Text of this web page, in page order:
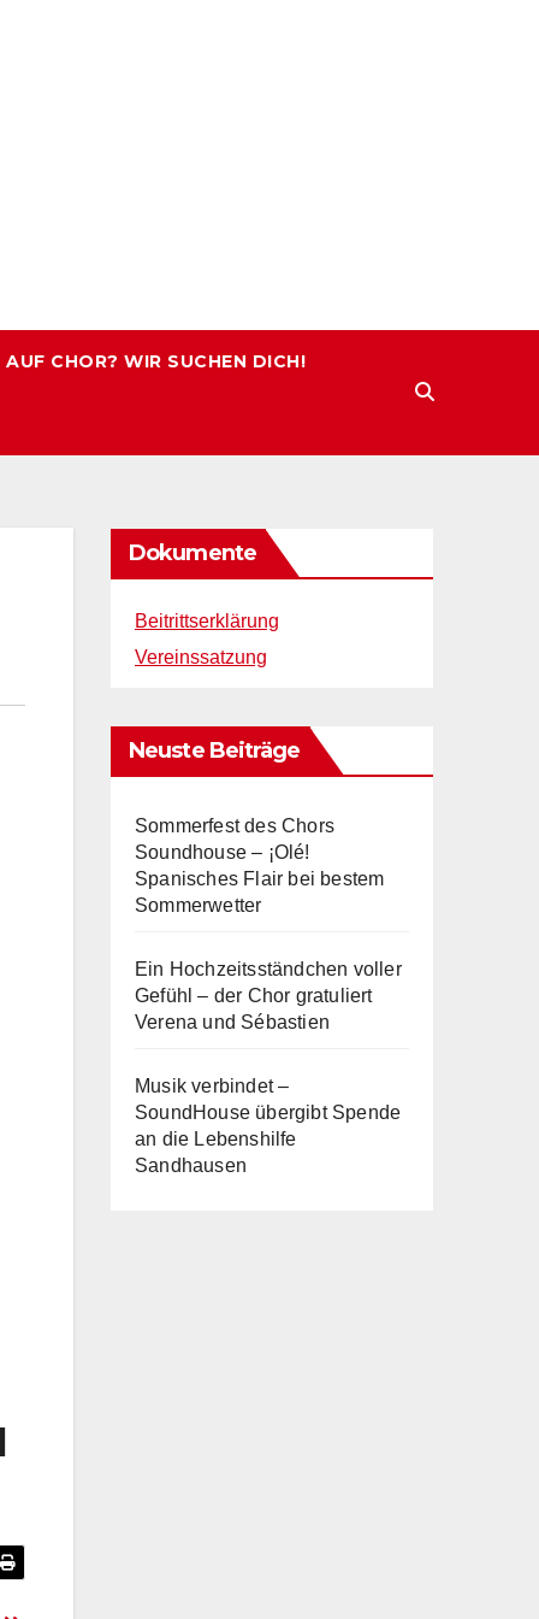
CHOR? WIR SUCHEN DICH!
Dokumente
Beitrittserklärung
Vereinssatzung
Neuste Beiträge
Sommerfest des Chors
Soundhouse – ¡Olé!
Spanisches Flair bei bestem
Sommerwetter
Ein Hochzeitsständchen voller
Gefühl – der Chor gratuliert
Verena und Sébastien
Musik verbindet –
SoundHouse übergibt Spende
an die Lebenshilfe
Sandhausen